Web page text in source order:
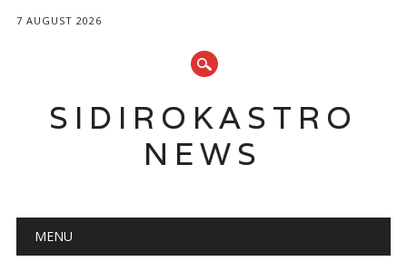
7 AUGUST 2026
SIDIROKASTRO
NEWS
Main menu
MENU